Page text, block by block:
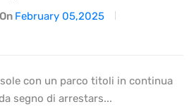
On February 05,2025
con un parco titoli in continua
segno di arrestars...